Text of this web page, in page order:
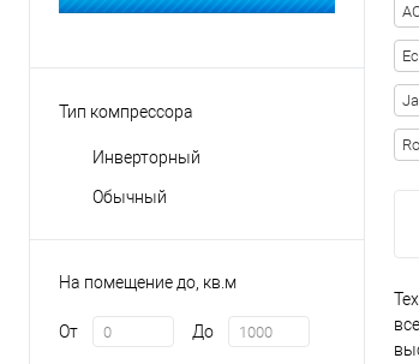
Тип компрессора
Инверторный
Обычный
На помещение до, кв.м
От До